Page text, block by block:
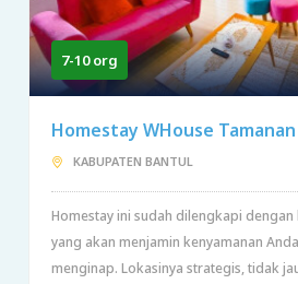
7-10 org
Homestay WHouse Tamanan
KABUPATEN BANTUL
Homestay ini sudah dilengkapi
yang akan menjamin kenyamanan
menginap. Lokasinya strategis, tidak